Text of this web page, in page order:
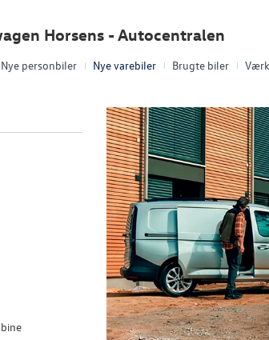
Nye personbiler Nye varebiler Brugte biler
Horsens - Autocentralen